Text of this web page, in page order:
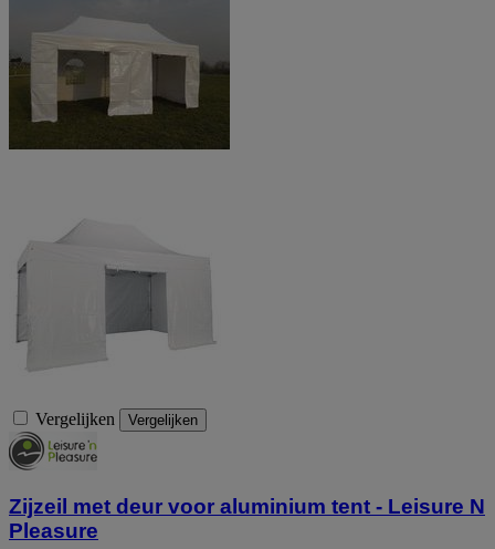
Vergelijken Vergelijken
Zijzeil met deur voor aluminium tent - Leisure N
Pleasure